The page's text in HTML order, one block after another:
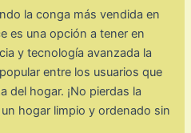
la conga más vendida en
es una opción a tener en
y tecnología avanzada la
entre los usuarios que
del hogar. ¡No pierdas la
hogar limpio y ordenado sin